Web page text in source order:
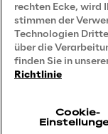
rechten Ecke, wird
stimmen der
Technologien
über die
finden Sie in
Richtlinie
Cookie-